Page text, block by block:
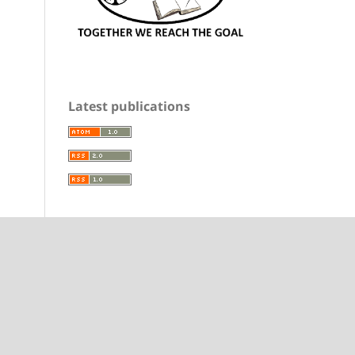
Latest publications